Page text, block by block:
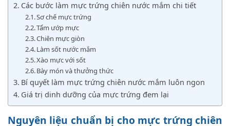
Các bước làm mực trứng chiên nước mắm chi tiết
Sơ chế mực trứng
Tẩm ướp mực
Chiên mực giòn
Làm sốt nước mắm
Xào mực với sốt
Bày món và thưởng thức
Bí quyết làm mực trứng chiên nước mắm luôn ngon
Giá trị dinh dưỡng của mực trứng đem lại
Nguyên liệu chuẩn bị cho mực trứng chiên